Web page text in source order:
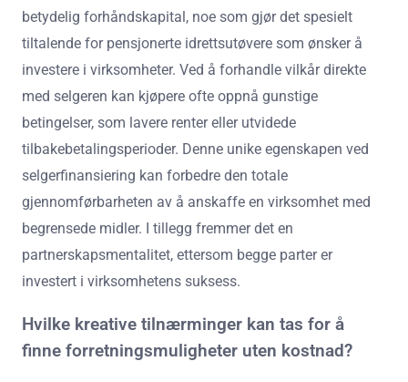
betydelig forhåndskapital, noe som gjør det spesielt
tiltalende for pensjonerte idrettsutøvere som ønsker å
investere i virksomheter. Ved å forhandle vilkår direkte
med selgeren kan kjøpere ofte oppnå gunstige
betingelser, som lavere renter eller utvidede
tilbakebetalingsperioder. Denne unike egenskapen ved
selgerfinansiering kan forbedre den totale
gjennomførbarheten av å anskaffe en virksomhet med
begrensede midler. I tillegg fremmer det en
partnerskapsmentalitet, ettersom begge parter er
investert i virksomhetens suksess.
Hvilke kreative tilnærminger kan tas for å
finne forretningsmuligheter uten kostnad?